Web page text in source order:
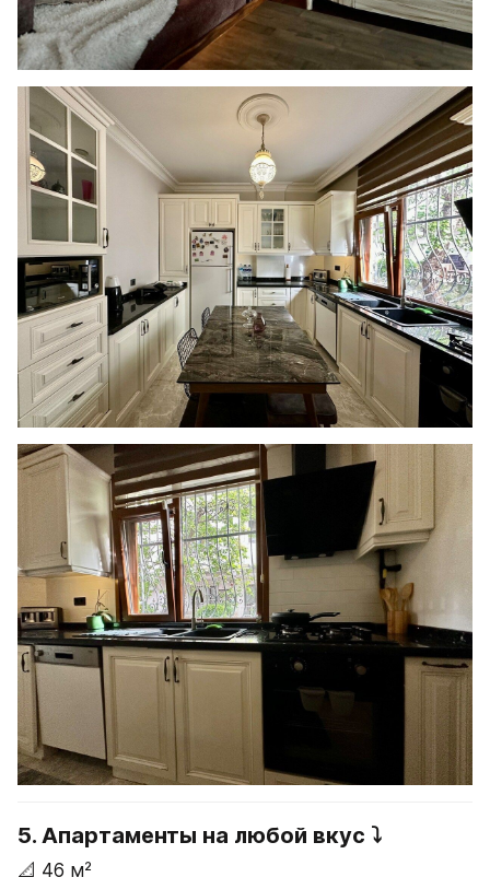
5. Апартаменты на любой вкус ⤵️
📐 46 м²